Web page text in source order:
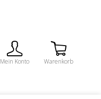
Mein Konto Warenkorb